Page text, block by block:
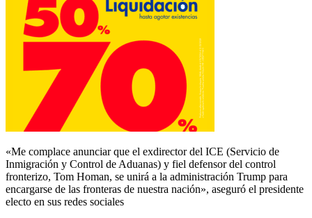
«Me complace anunciar que el exdirector del ICE (Servicio de
Inmigración y Control de Aduanas) y fiel defensor del control
fronterizo, Tom Homan, se unirá a la administración Trump para
encargarse de las fronteras de nuestra nación», aseguró el presidente
electo en sus redes sociales